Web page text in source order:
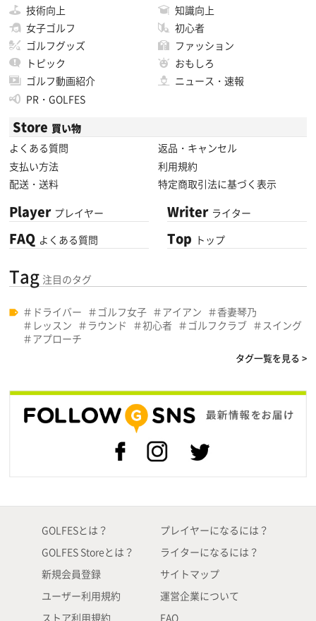
技術向上
知識向上
女子ゴルフ
初心者
ゴルフグッズ
ファッション
トピック
おもしろ
ゴルフ動画紹介
ニュース・速報
PR・GOLFES
Store 買い物
よくある質問
返品・キャンセル
支払い方法
利用規約
配送・送料
特定商取引法に基づく表示
Player プレイヤー
FAQ よくある質問
Writer ライター
Top トップ
Tag 注目のタグ
ドライバー ゴルフ女子 アイアン
香妻琴乃
レッスン
ラウンド 初心者 ゴルフクラブ
スイング
アプローチ
タグ一覧を見る >
GOLFESとは？
GOLFES Storeとは？
新規会員登録
ユーザー利用規約
ストア利用規約
プレイヤーになるには？
ライターになるには？
サイトマップ
運営企業について
FAQ